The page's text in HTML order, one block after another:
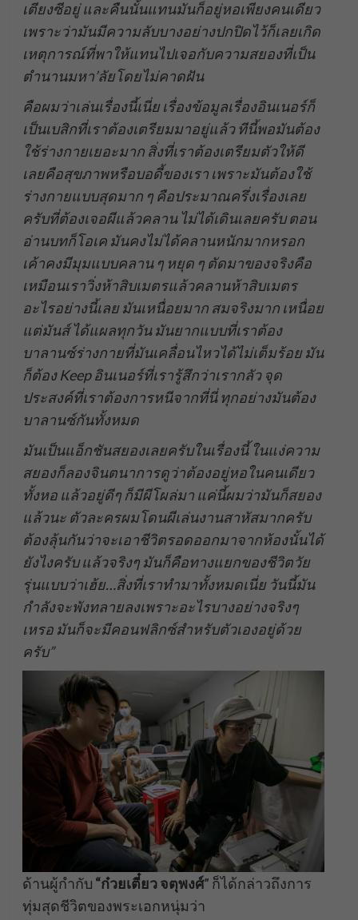
เตียงซีอยู่ และคืนนั้นแทนมันก็อยู่หอเพียงคนเดียว
เพราะว่ามันมีความลับบางอย่างปกปิดไว้ก็เลยเกิด
เหตุการณ์ที่พาให้แทนไปเจอกับความสยองที่เป็น
ตำนานมหา’ลัยโดยไม่คาดฝัน
คือผมว่าเล่นเรื่องนี้เนี่ย เรื่องข้อมูลเรื่องอินเนอร์ก็
เป็นเบสิกที่เราต้องเตรียมมาอยู่แล้ว ทีนี้พอมันต้อง
ใช้ร่างกายเยอะมาก สิ่งที่เราต้องเตรียมตัวให้ดี
เลยคือสุขภาพหรือบอดี้ของเรา เพราะมันต้องใช้
ร่างกายแบบสุดมาก ๆ คือประมาณครึ่งเรื่องเลย
ครับที่ต้องเจอผีแล้วคลาน ไม่ได้เดินเลยครับ ตอน
อ่านบทก็โอเค มันคงไม่ได้คลานหนักมากหรอก
เค้าคงมีมุมแบบคลาน ๆ หยุด ๆ ตัดมาของจริงคือ
เหมือนเราวิ่งห้าสิบเมตรแล้วคลานห้าสิบเมตร
อะไรอย่างนี้เลย มันเหนื่อยมาก สมจริงมาก เหนื่อย
แต่มันส์ ได้แผลทุกวัน มันยากแบบที่เราต้อง
บาลานซ์ร่างกายที่มันเคลื่อนไหวได้ไม่เต็มร้อย มัน
ก็ต้องKeep อินเนอร์ที่เรารู้สึกว่าเรากลัว จุด
ประสงค์ที่เราต้องการหนีจากที่นี่ ทุกอย่างมันต้อง
บาลานซ์กันทั้งหมด
มันเป็นแอ็กชันสยองเลยครับในเรื่องนี้ ในแง่ความ
สยองก็ลองจินตนาการดูว่าต้องอยู่หอในคนเดียว
ทั้งหอ แล้วอยู่ดีๆ ก็มีผีโผล่มา แค่นี้ผมว่ามันก็สยอง
แล้วนะ ตัวละครผมโดนผีเล่นงานสาหัสมากครับ
ต้องลุ้นกันว่าจะเอาชีวิตรอดออกมาจากห้องนั้นได้
ยังไงครับ แล้วจริงๆ มันก็คือทางแยกของชีวิตวัย
รุ่นแบบว่าเฮ้ย…สิ่งที่เราทำมาทั้งหมดเนี่ย วันนี้มัน
กำลังจะพังทลายลงเพราะอะไรบางอย่างจริงๆ
เหรอ มันก็จะมีคอนฟลิกซ์สำหรับตัวเองอยู่ด้วย
ครับ”
ด้านผู้กำกับ “ก๋วยเตี๋ยว จตุพงศ์” ก็ได้กล่าวถึงการ
ทุ่มสุดชีวิตของพระเอกหนุ่มว่า